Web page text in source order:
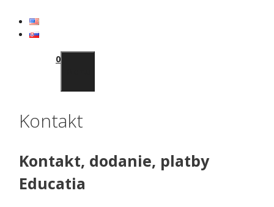
obsah
0
Kontakt
Kontakt, dodanie, platby
Educatia